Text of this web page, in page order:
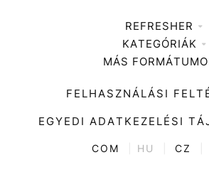
REFRESHER
Médiaajánlat
KATEGÓRIÁK
Zene
Divat
Kultúra
ENTR
MÁS
FELHASZNÁLÁSI
EGYEDI ADATKEZELÉSI
COM HU CZ